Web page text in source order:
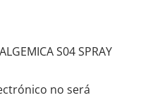
e S04 SPRAY
no será